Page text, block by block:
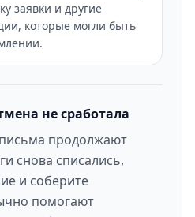
заявки и другие
которые могли быть
не сработала
продолжают
снова списались,
и соберите
помогают